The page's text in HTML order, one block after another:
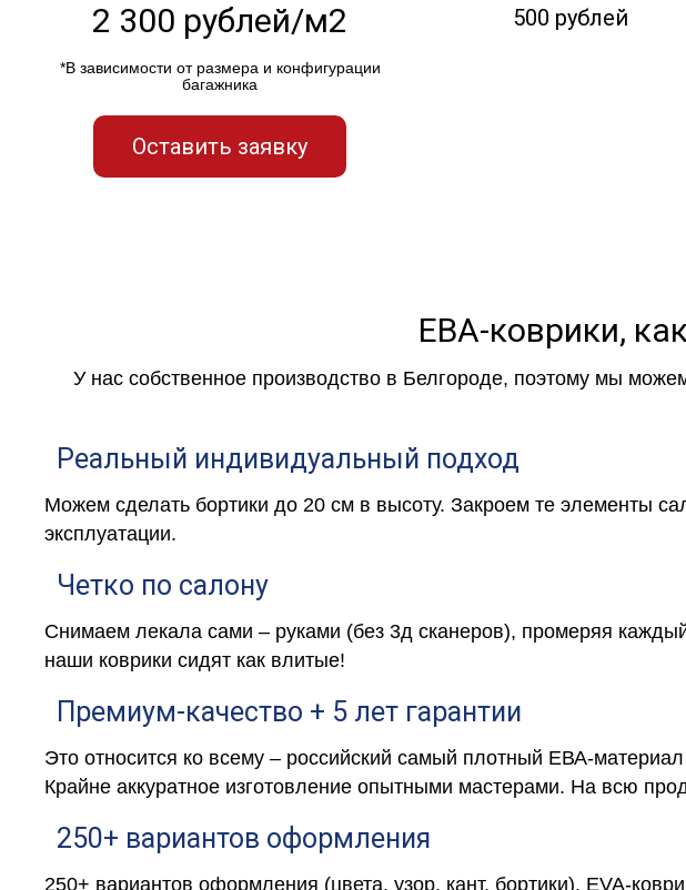
2 300 рублей/м2
*В зависимости от размера и конфигурации
багажника
Оставить заявку
500 рублей
ЕВА-коврики,
У нас собственное производство в Белгороде, поэтому мы
Реальный индивидуальный подход
Можем сделать бортики до 20 см в высоту. Закроем те элементы
эксплуатации.
Четко по салону
Снимаем лекала сами – руками (без 3д сканеров), промеряя
наши коврики сидят как влитые!
Премиум-качество + 5 лет гарантии
Это относится ко всему – российский самый плотный ЕВА-
Крайне аккуратное изготовление опытными мастерами. На всю
250+ вариантов оформления
250+ вариантов оформления (цвета, узор, кант, бортики). EVA-